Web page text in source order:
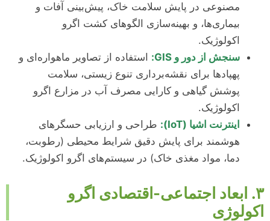
مصنوعی در پایش سلامت خاک، پیش‌بینی آفات و
بیماری‌ها، و بهینه‌سازی الگوهای کشت اگرو
اکولوژیک.
سنجش از دور و GIS:
استفاده از تصاویر ماهواره‌ای و
پهپادها برای نقشه‌برداری تنوع زیستی، سلامت
پوشش گیاهی و کارایی مصرف آب در مزارع اگرو
اکولوژیک.
اینترنت اشیا (IoT):
طراحی و ارزیابی حسگرهای
هوشمند برای پایش دقیق شرایط محیطی (رطوبت،
دما، مواد مغذی خاک) در سیستم‌های اگرو اکولوژیک.
۳. ابعاد اجتماعی-اقتصادی اگرو
اکولوژی